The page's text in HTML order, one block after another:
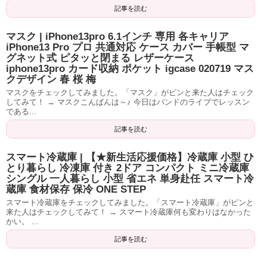
記事を読む
マスク | iPhone13pro 6.1インチ 専用 各キャリア
iPhone13 Pro プロ 共通対応 ケース カバー 手帳型 マ
グネット式 ピタッと閉まる レザーケース
iphone13pro カード収納 ポケット igcase 020719 マス
クデザイン 春 桜 梅
マスクをチェックしてみました。「マスク」がピンと来た人はチェック
してみて！ → マスクこんばんは～♪ 今日はバンドのライブでレッスン
である...
記事を読む
スマート冷蔵庫 | 【★新生活応援価格】冷蔵庫 小型 ひ
とり暮らし 冷凍庫 付き 2ドア コンパクト ミニ冷蔵庫
シングル 一人暮らし 小型 省エネ 単身赴任 スマート冷
蔵庫 食材保存 保冷 ONE STEP
スマート冷蔵庫をチェックしてみました。「スマート冷蔵庫」がピンと
来た人はチェックしてみて！ → スマート冷蔵庫何も変わりはなかった
かい。 ...
記事を読む